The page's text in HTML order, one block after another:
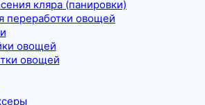
кляра (панировки)
переработки овощей
овощей
овощей